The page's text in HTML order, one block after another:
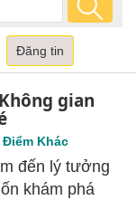
Đăng tin
gian
Khác
đến lý tưởng
khám phá